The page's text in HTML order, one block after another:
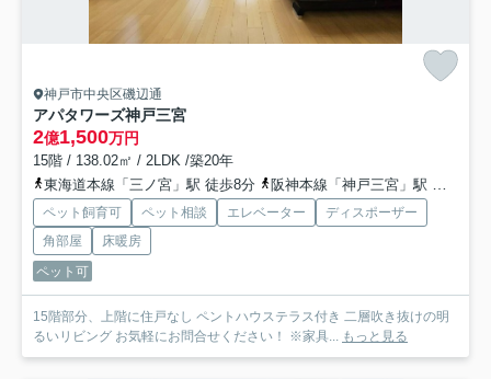
神戸市中央区磯辺通
アパタワーズ神戸三宮
2億1,500万円
15階 / 138.02㎡ / 2LDK /築20年
東海道本線「三ノ宮」駅 徒歩8分
阪神本線「神戸三宮」駅 徒歩7分
ペット飼育可 ペット相談 エレベーター
ディスポーザー
角部屋
床暖房
ペット可
15階部分、上階に住戸なし ペントハウステラス付き 二層吹き抜けの明
るいリビング お気軽にお問合せください！ ※家具... もっと見る